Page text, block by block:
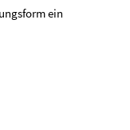
ein